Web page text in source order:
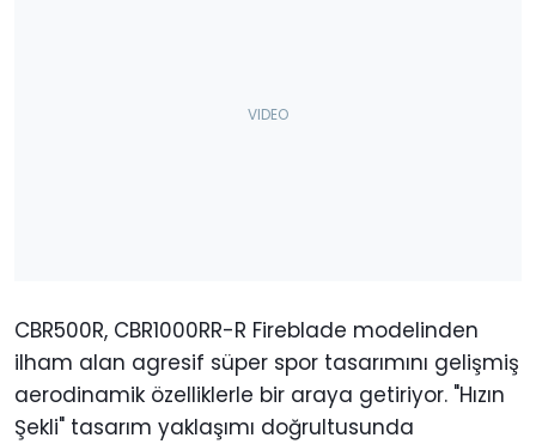
CBR500R, CBR1000RR-R Fireblade modelinden
ilham alan agresif süper spor tasarımını gelişmiş
aerodinamik özelliklerle bir araya getiriyor. "Hızın
Şekli" tasarım yaklaşımı doğrultusunda